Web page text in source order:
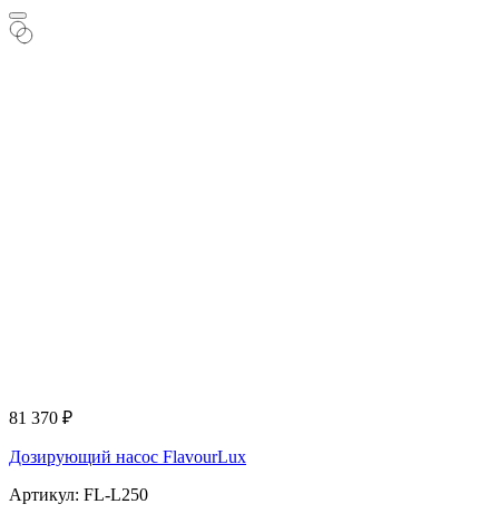
81 370 ₽
Дозирующий насос FlavourLux
Артикул: FL-L250